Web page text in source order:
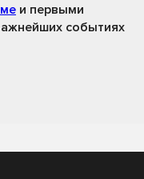
и первыми
событиях